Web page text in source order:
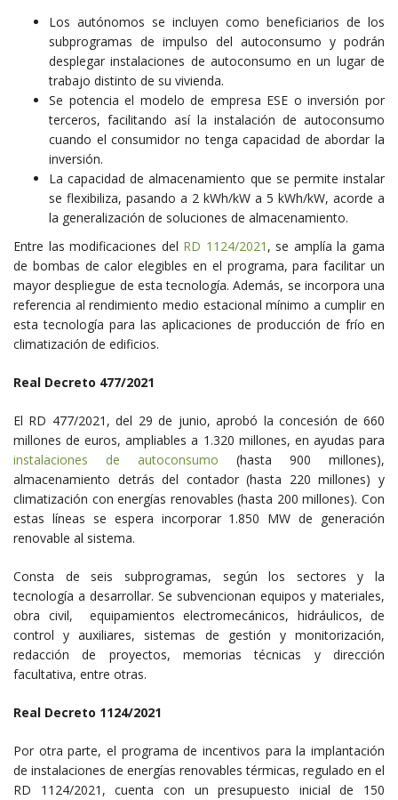
Los autónomos se incluyen como beneficiarios de los
subprogramas de impulso del autoconsumo y podrán
desplegar instalaciones de autoconsumo en un lugar de
trabajo distinto de su vivienda.
Se potencia el modelo de empresa ESE o inversión por
terceros, facilitando así la instalación de autoconsumo
cuando el consumidor no tenga capacidad de abordar la
inversión.
La capacidad de almacenamiento que se permite instalar
se flexibiliza, pasando a 2 kWh/kW a 5 kWh/kW, acorde a
la generalización de soluciones de almacenamiento.
Entre las modificaciones del RD 1124/2021 , se amplía la gama
de bombas de calor elegibles en el programa, para facilitar un
mayor despliegue de esta tecnología. Además, se incorpora una
referencia al rendimiento medio estacional mínimo a cumplir en
esta tecnología para las aplicaciones de producción de frío en
climatización de edificios.
Real Decreto 477/2021
El RD 477/2021, del 29 de junio, aprobó la concesión de 660
millones de euros, ampliables a 1.320 millones, en ayudas para
instalaciones de autoconsumo (hasta 900 millones),
almacenamiento detrás del contador (hasta 220 millones) y
climatización con energías renovables (hasta 200 millones). Con
estas líneas se espera incorporar 1.850 MW de generación
renovable al sistema.
Consta de seis subprogramas, según los sectores y la
tecnología a desarrollar. Se subvencionan equipos y materiales,
obra civil, equipamientos electromecánicos, hidráulicos, de
control y auxiliares, sistemas de gestión y monitorización,
redacción de proyectos, memorias técnicas y dirección
facultativa, entre otras.
Real Decreto 1124/2021
Por otra parte, el programa de incentivos para la implantación
de instalaciones de energías renovables térmicas, regulado en el
RD 1124/2021, cuenta con un presupuesto inicial de 150